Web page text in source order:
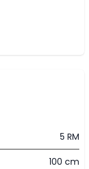
5 RM
100 cm